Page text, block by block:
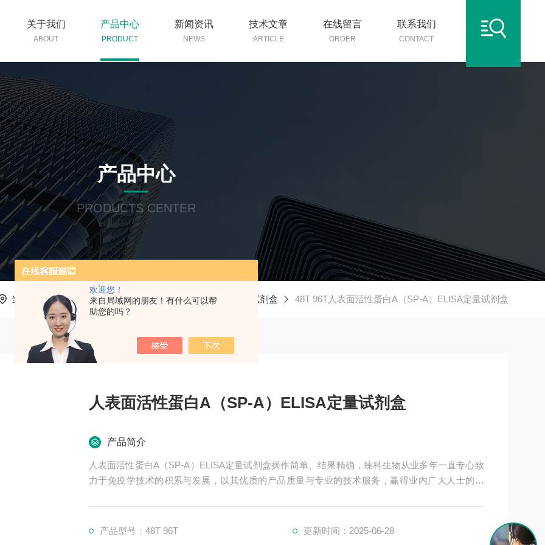
欢迎您！
来自局域网的朋友！有什么可以帮
助您的吗？
关于我们
ABOUT
产品中心
PRODUCT
新闻资讯
NEWS
技术文章
ARTICLE
在线留言
ORDER
联系我们
CONTACT
产品中心
PRODUCTS CENTER
当前位置：首页 产品中心 ELISA试剂盒 人ELISA试剂盒 48T 96T人表面活性蛋白A（SP-A）ELISA定量试剂盒
人表面活性蛋白A（SP-A）ELISA定量试剂盒
产品简介
人表面活性蛋白A（SP-A）ELISA定量试剂盒操作简单、结果精确，臻科生物从业多年一直专心致
力于免疫学技术的积累与发展，以其优质的产品质量与专业的技术服务，赢得业内广大人士的认
产品型号：48T 96T 更新时间：2025-06-28